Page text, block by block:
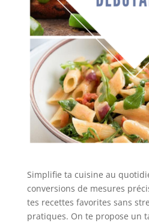
Simplifie ta cuisine au
conversions de mesures
tes recettes favorites sans
pratiques. On te propose un